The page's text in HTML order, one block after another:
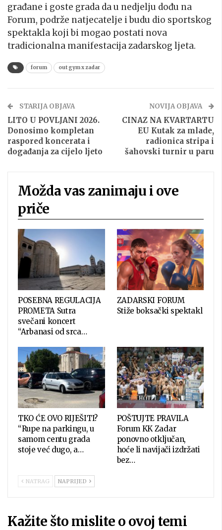
građane i goste grada da u nedjelju dođu na
Forum, podrže natjecatelje i budu dio sportskog
spektakla koji bi mogao postati nova
tradicionalna manifestacija zadarskog ljeta.
forum out gym x zadar
STARIJA OBJAVA
LITO U POVLJANI 2026.
Donosimo kompletan
raspored koncerata i
događanja za cijelo ljeto
NOVIJA OBJAVA
CINAZ NA KVARTARTU
EU Kutak za mlade,
radionica stripa i
šahovski turnir u paru
Možda vas zanimaju i ove
priče
POSEBNA REGULACIJA
PROMETA Sutra
svečani koncert
“Arbanasi od srca…
ZADARSKI FORUM
Stiže boksački spektakl
TKO ĆE OVO RIJEŠITI?
“Rupe na parkingu, u
samom centu grada
stoje već dugo, a…
POŠTUJTE PRAVILA
Forum KK Zadar
ponovno otključan,
hoće li navijači izdržati
bez…
NATRAG NAPRIJED
Kažite što mislite o ovoj temi